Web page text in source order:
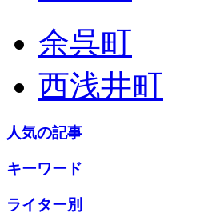
余呉町
西浅井町
人気の記事
キーワード
ライター別